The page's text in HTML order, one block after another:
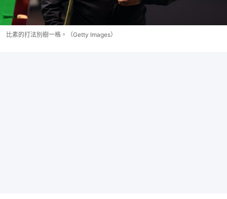
比素的打法別樹一格。（Getty Images）